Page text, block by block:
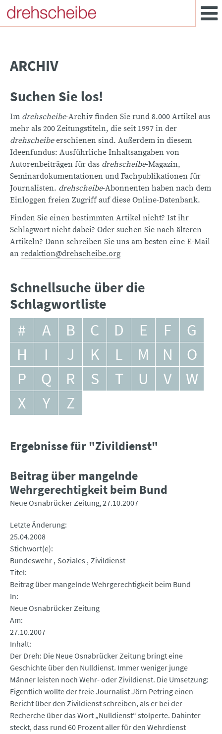
ARCHIV
Suchen Sie los!
Im drehscheibe-Archiv finden Sie rund 8.000 Artikel aus
mehr als 200 Zeitungstiteln, die seit 1997 in der
drehscheibeerschienen sind. Außerdem in diesem
Ideenfundus: Ausführliche Inhaltsangaben von
Autorenbeiträgen für das drehscheibe-Magazin,
Seminardokumentationen und Fachpublikationen für
Journalisten. drehscheibe-Abonnenten haben nach dem
Einloggen freien Zugriff auf diese Online-Datenbank.
Finden Sie einen bestimmten Artikel nicht? Ist ihr
Schlagwort nicht dabei? Oder suchen Sie nach älteren
Artikeln? Dann schreiben Sie uns am besten eine E-Mail
an redaktion@drehscheibe.org
Schnellsuche über die
Schlagwortliste
# A B C D E F
G
H
I J K L M N
O
P
Q R S T U V
W
X
Y Z
Ergebnisse für "Zivildienst"
Beitrag über mangelnde
Wehrgerechtigkeit beim Bund
Neue Osnabrücker Zeitung 27.10.2007
Letzte Änderung
25.04.2008
Stichwort(e)
Bundeswehr Soziales Zivildienst
Titel
Beitrag über mangelnde Wehrgerechtigkeit beim Bund
In
Neue Osnabrücker Zeitung
Am
27.10.2007
Inhalt
Der Dreh: Die Neue Osnabrücker Zeitung bringt eine
Geschichte über den Nulldienst. Immer weniger junge
Männer leisten noch Wehr- oder Zivildienst. Die Umsetzung:
Eigentlich wollte der freie Journalist Jörn Petring einen
Bericht über den Zivildienst schreiben, als er bei der
Recherche über das Wort „Nulldienst“ stolperte. Dahinter
steckt, dass rund 60 Prozent aller für den Wehrdienst